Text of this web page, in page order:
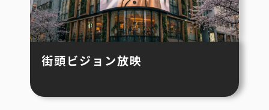
街頭ビジョン放映